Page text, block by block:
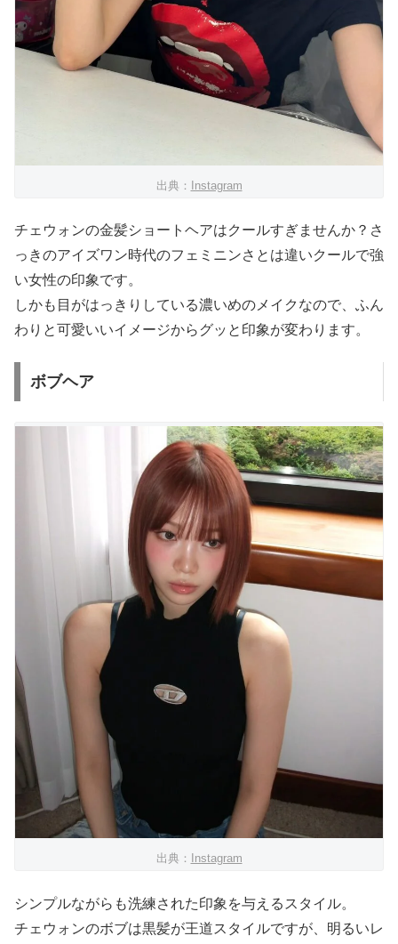
出典： Instagram
チェウォンの金髪ショートヘアはクールすぎませんか？さ
っきのアイズワン時代のフェミニンさとは違いクールで強
い女性の印象です。
しかも目がはっきりしている濃いめのメイクなので、ふん
わりと可愛いいイメージからグッと印象が変わります。
ボブヘア
出典： Instagram
シンプルながらも洗練された印象を与えるスタイル。
チェウォンのボブは黒髪が王道スタイルですが、明るいレ